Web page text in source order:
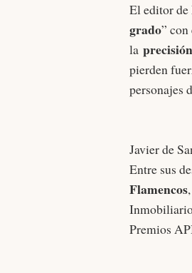
El editor
grado”
la
pierden
personajes
Javier de
Entre sus
Flamencos
Premios